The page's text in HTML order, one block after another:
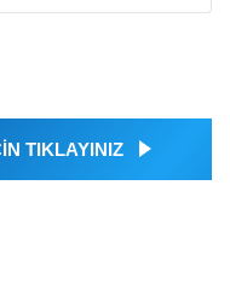
TIKLAYINIZ